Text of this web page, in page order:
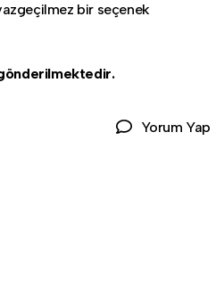
bir seçenek
Yorum Yap